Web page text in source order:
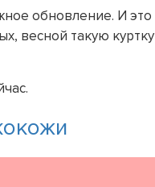
обновление. И это
весной такую куртку